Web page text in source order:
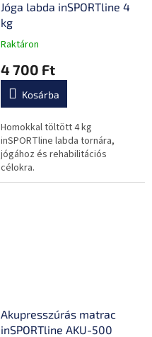
Jóga labda inSPORTline 4
kg
A
átlagos
értékelése
0,0
csillag.
Raktáron
4 700 Ft
Kosárba
Homokkal töltött 4 kg
inSPORTline labda tornára,
jógához és rehabilitációs
célokra.
Akupresszúrás matrac
inSPORTline AKU-500